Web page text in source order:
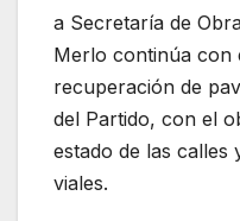
a Secretaría de
Merlo continúa con
recuperación de
del Partido, con el
estado de las
viales.